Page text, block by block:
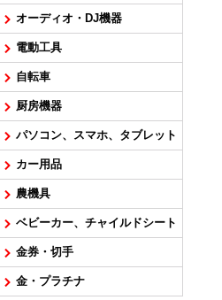
オーディオ・DJ機器
電動工具
自転車
厨房機器
パソコン、スマホ、タブレット
カー用品
農機具
ベビーカー、チャイルドシート
金券・切手
金・プラチナ